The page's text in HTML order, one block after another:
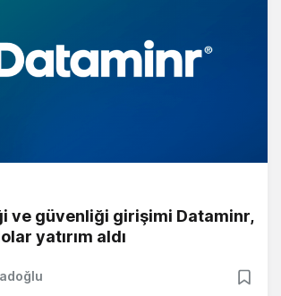
ve güvenliği girişimi Dataminr,
yatırım aldı